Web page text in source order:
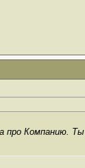
про Компанию.